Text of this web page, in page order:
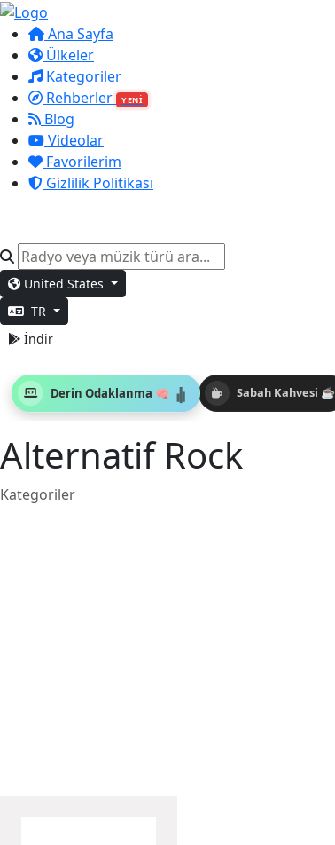
Ana Sayfa
Ülkeler
Kategoriler
Rehberler
YENİ
Blog
Videolar
Favorilerim
Gizlilik Politikası
United States
TR
İndir
Sabah Kahvesi ☕
Derin Odaklanma 🧠
Alternatif Rock
Kategoriler